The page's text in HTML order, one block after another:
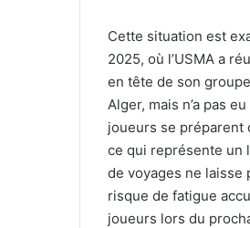
Cette situation est
2025, où l’USMA a
en tête de son
Alger, mais n’a pas
joueurs se préparent
ce qui représente un
de voyages ne laisse
risque de fatigue
joueurs lors du